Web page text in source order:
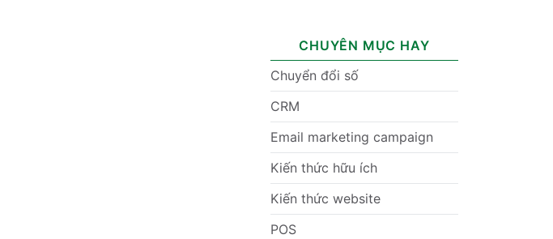
CHUYÊN MỤC HAY
Chuyển đổi số
CRM
Email marketing campaign
Kiến thức hữu ích
Kiến thức website
POS